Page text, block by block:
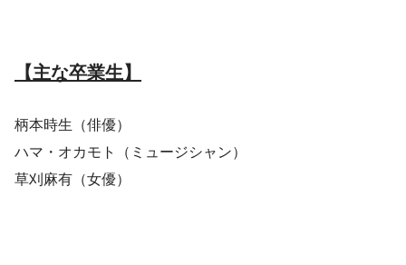
【主な卒業生】
柄本時生（俳優）
ハマ・オカモト（ミュージシャン）
草刈麻有（女優）